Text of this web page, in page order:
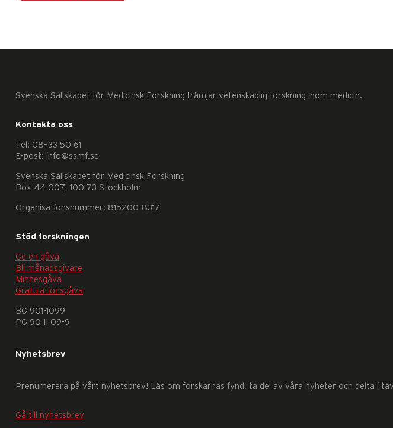
Svenska Sällskapet för Medicinsk Forskning främjar vetenskaplig forskning inom medicin.
Kontakta oss
Tel: 08–33 50 61
E-post: info@ssmf.se
Svenska Sällskapet för Medicinsk Forskning
Box 44 007, 100 73 Stockholm
Organisationsnummer: 815200-8317
Stöd forskningen
Ge en gåva
Bli månadsgivare
Minnesgåva
Gratulationsgåva
BG 901-1099
PG 90 11 09-9
Nyhetsbrev
Prenumerera på vårt nyhetsbrev! Läs om forskarnas fynd, ta del av våra nyheter och delta i
Gå till nyhetsbrev
Nödvändiga
Dessa
kakor
går
inte
välja
De
för